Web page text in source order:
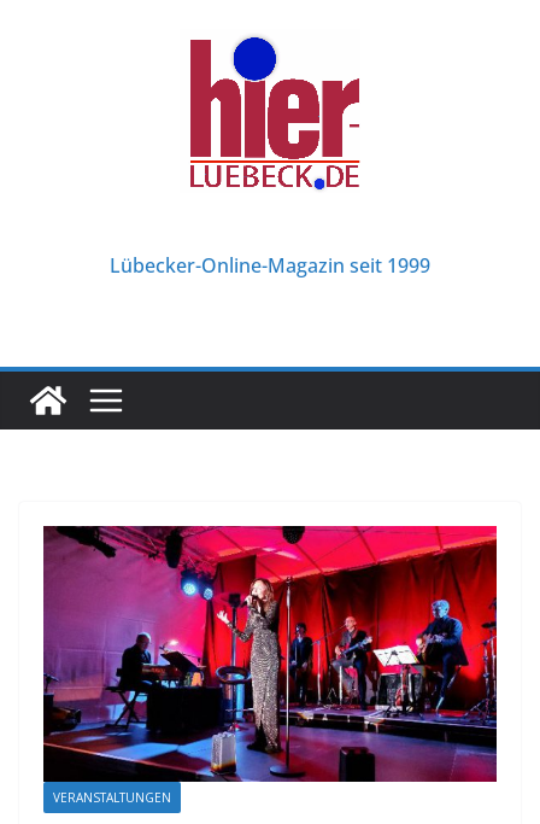
Lübecker-Online-Magazin seit 1999
VERANSTALTUNGEN